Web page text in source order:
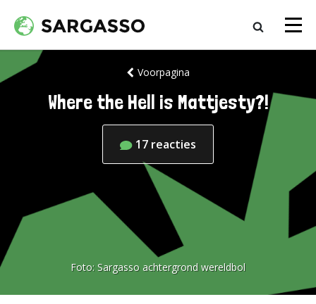
Voorpagina
Where the Hell is Mattjesty?!
17 reacties
Foto: Sargasso achtergrond wereldbol